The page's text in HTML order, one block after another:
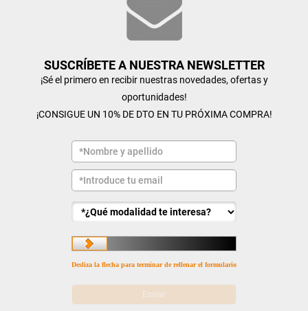
SUSCRÍBETE A NUESTRA NEWSLETTER
¡Sé el primero en recibir nuestras novedades, ofertas y
oportunidades!
¡CONSIGUE UN 10% DE DTO EN TU PRÓXIMA COMPRA!
Desliza la flecha para terminar de rellenar el formulario